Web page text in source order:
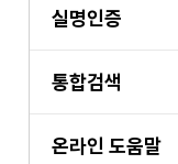
실명인증
통합검색
온라인 도움말